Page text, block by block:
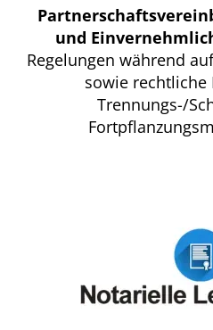
und
Regelungen während
sowie rechtliche
Trennungs-/